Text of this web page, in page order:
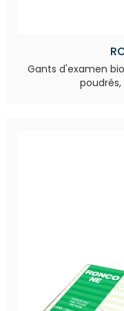
Gants d'examen
poudrés,